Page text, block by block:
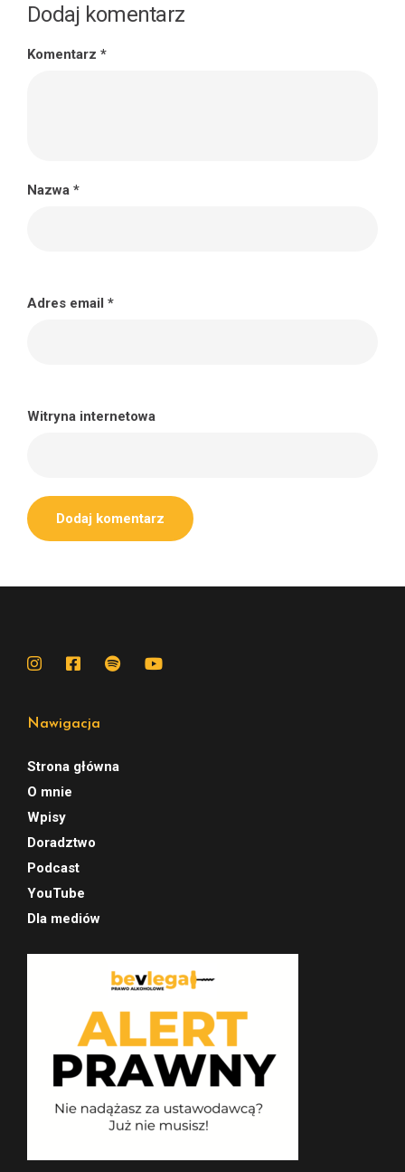
Dodaj komentarz
Komentarz *
Nazwa *
Adres email *
Witryna internetowa
Nawigacja
Strona główna
O mnie
Wpisy
Doradztwo
Podcast
YouTube
Dla mediów